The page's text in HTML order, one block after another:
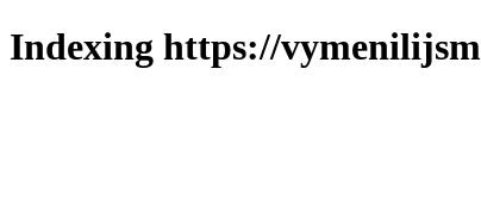
Indexing https://